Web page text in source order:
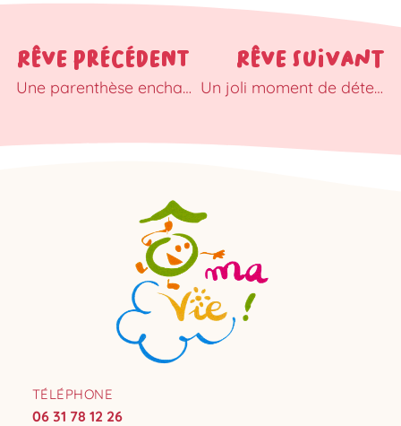
RÊVE PRÉCÉDENT
Une parenthèse enchantée pour Erwan et Kézian
RÊVE SUIVANT
Un joli moment de détente pour Ella
TÉLÉPHONE
06 31 78 12 26